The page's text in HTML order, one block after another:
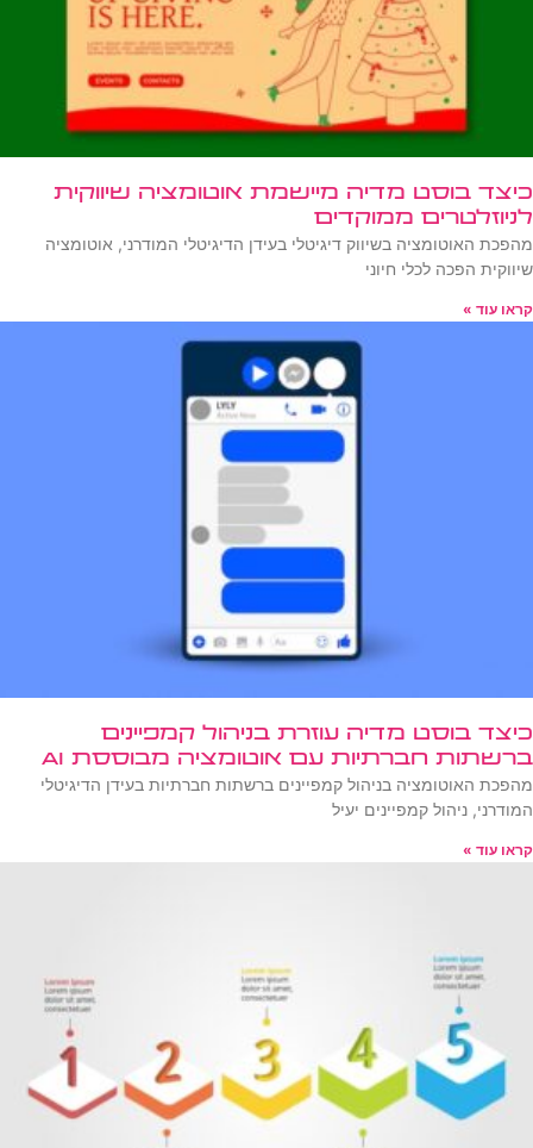
כיצד בוסט מדיה מיישמת אוטומציה שיווקית
לניוזלטרים ממוקדים
מהפכת האוטומציה בשיווק דיגיטלי בעידן הדיגיטלי המודרני, אוטומציה
שיווקית הפכה לכלי חיוני
קראו עוד »
כיצד בוסט מדיה עוזרת בניהול קמפיינים
ברשתות חברתיות עם אוטומציה מבוססת AI
מהפכת האוטומציה בניהול קמפיינים ברשתות חברתיות בעידן הדיגיטלי
המודרני, ניהול קמפיינים יעיל
קראו עוד »